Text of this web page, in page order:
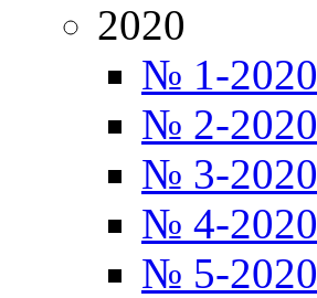
2020
№ 1-2020
№ 2-2020
№ 3-2020
№ 4-2020
№ 5-2020